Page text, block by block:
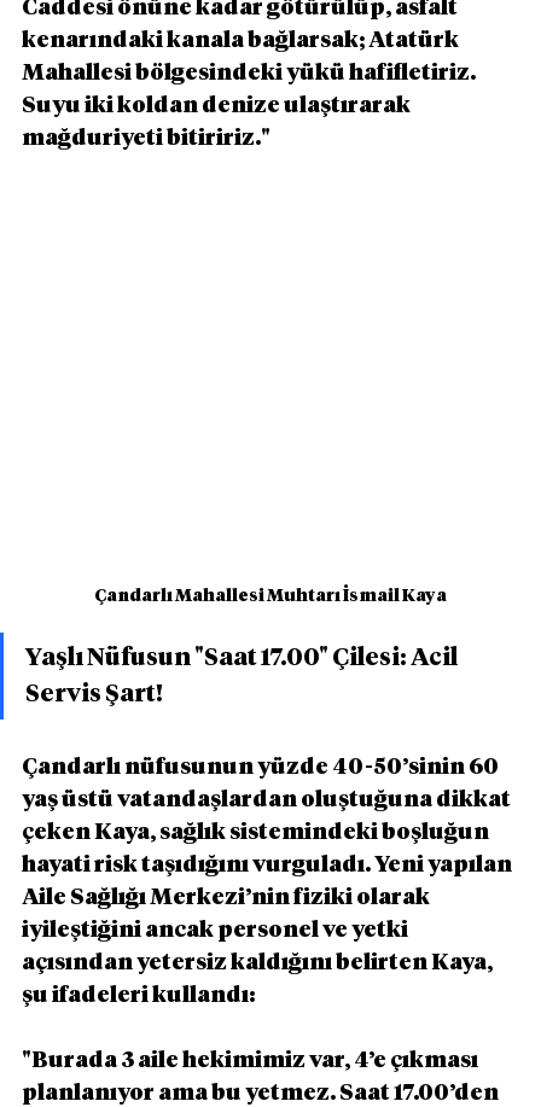
Caddesi önüne kadar götürülüp, asfalt
kenarındaki kanala bağlarsak; Atatürk
Mahallesi bölgesindeki yükü hafifletiriz.
Suyu iki koldan denize ulaştırarak
mağduriyeti bitiririz."
Çandarlı Mahallesi Muhtarı İsmail Kaya
Yaşlı Nüfusun "Saat 17.00" Çilesi: Acil
Servis Şart!
Çandarlı nüfusunun yüzde 40-50’sinin 60
yaş üstü vatandaşlardan oluştuğuna dikkat
çeken Kaya, sağlık sistemindeki boşluğun
hayati risk taşıdığını vurguladı. Yeni yapılan
Aile Sağlığı Merkezi’nin fiziki olarak
iyileştiğini ancak personel ve yetki
açısından yetersiz kaldığını belirten Kaya,
şu ifadeleri kullandı:
"Burada 3 aile hekimimiz var, 4’e çıkması
planlanıyor ama bu yetmez. Saat 17.00’den